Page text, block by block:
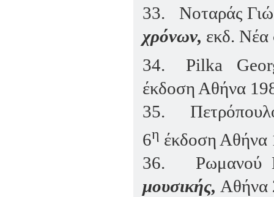
33.
Νοταράς
χρόνων, εκδ.
34.
Pilka
έκδοση Αθήνα
35.
6η έκδοση Αθήνα
36.
Ρωμανού
μουσικής, Αθήνα